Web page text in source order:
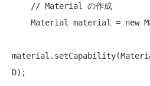
// Material の作成
    Material material =
new
D);